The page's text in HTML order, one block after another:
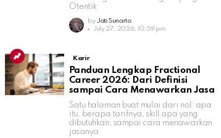
Otentik
by Jati Sunarto
July 27, 2026, 10:59 pm
Karir
Panduan Lengkap Fractional
Career 2026: Dari Definisi
sampai Cara Menawarkan Jasa
Satu halaman buat mulai dari nol: apa
itu, berapa tarifnya, skill apa yang
dibutuhkan, sampai cara menawarkan
jasanya.